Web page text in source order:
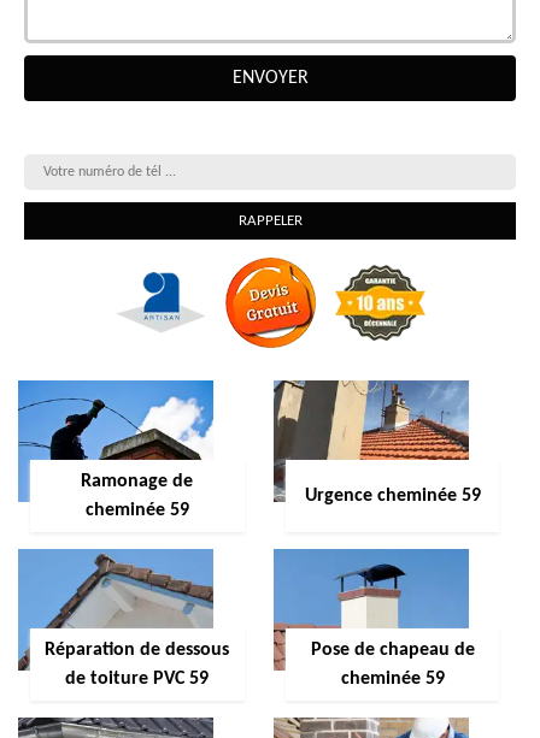
Ramonage de
cheminée 59
Urgence cheminée 59
Réparation de dessous
de toiture PVC 59
Pose de chapeau de
cheminée 59